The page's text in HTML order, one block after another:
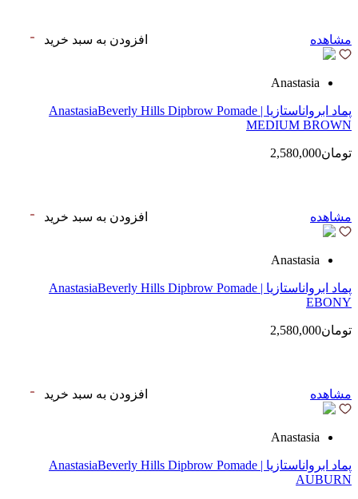
مشاهده افزودن به سبد خرید
Anastasia
پماد ابرواناستازیا | AnastasiaBeverly Hills Dipbrow Pomade
MEDIUM BROWN
تومان2,580,000
مشاهده افزودن به سبد خرید
Anastasia
پماد ابرواناستازیا | AnastasiaBeverly Hills Dipbrow Pomade
EBONY
تومان2,580,000
مشاهده افزودن به سبد خرید
Anastasia
پماد ابرواناستازیا | AnastasiaBeverly Hills Dipbrow Pomade
AUBURN